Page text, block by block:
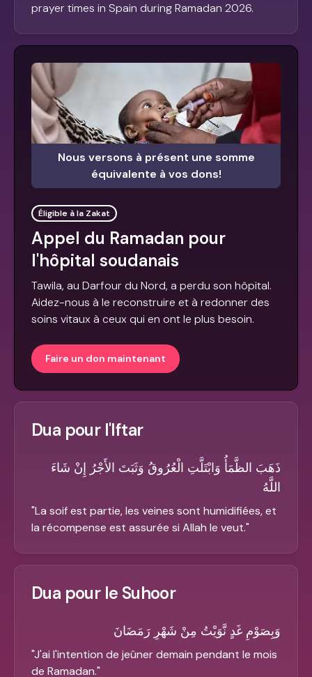
prayer times in Spain during Ramadan 2026.
Nous versons à présent une somme
équivalente à vos dons!
Éligible à la Zakat
Appel du Ramadan pour
l'hôpital soudanais
Tawila, au Darfour du Nord, a perdu son hôpital.
Aidez-nous à le reconstruire et à redonner des
soins vitaux à ceux qui en ont le plus besoin.
Faire un don maintenant
Dua pour l'Iftar
ذَهَبَ الظَّمَأُ وَابْتَلَّتِ الْعُرُوقُ وَثَبَتَ الأَجْرُ إِنْ شَاءَ
اللَّهُ
"La soif est partie, les veines sont humidifiées, et
la récompense est assurée si Allah le veut."
Dua pour le Suhoor
وَبِصَوْمِ غَدٍ نَّوَيْتُ مِنْ شَهْرِ رَمَضَانَ
"J'ai l'intention de jeûner demain pendant le mois
de Ramadan."